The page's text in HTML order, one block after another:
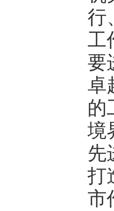
行
工
要
卓
的
境
先
打
市